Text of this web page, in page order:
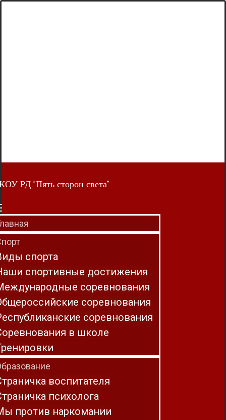
РД "Пять сторон света"
спорта
спортивные достижения
соревнования
соревнования
соревнования
в школе
воспитателя
психолога
против наркомании